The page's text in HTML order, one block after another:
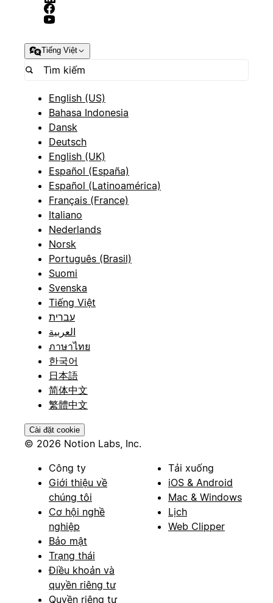
Tiếng Việt
English (US)
Bahasa Indonesia
Dansk
Deutsch
English (UK)
Español (España)
Español (Latinoamérica)
Français (France)
Italiano
Nederlands
Norsk
Português (Brasil)
Suomi
Svenska
Tiếng Việt
עברית
العربية
ภาษาไทย
한국어
日本語
简体中文
繁體中文
Cài đặt cookie
© 2026 Notion Labs, Inc.
Công ty
Giới thiệu về
chúng tôi
Cơ hội nghề
nghiệp
Bảo mật
Trạng thái
Điều khoản và
quyền riêng tư
Quyền riêng tư
Tải xuống
iOS & Android
Mac & Windows
Lịch
Web Clipper